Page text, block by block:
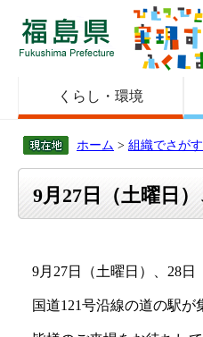
福島県
くらし・環境
ホーム > 組織でさがす
9月27日（土曜日
9月27日（土曜日）、28日
国道121号沿線の道の駅が